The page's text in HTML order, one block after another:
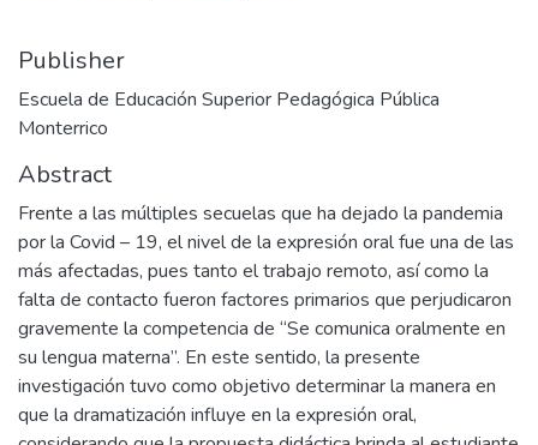
Publisher
Escuela de Educación Superior Pedagógica Pública
Monterrico
Abstract
Frente a las múltiples secuelas que ha dejado la pandemia
por la Covid – 19, el nivel de la expresión oral fue una de las
más afectadas, pues tanto el trabajo remoto, así como la
falta de contacto fueron factores primarios que perjudicaron
gravemente la competencia de “Se comunica oralmente en
su lengua materna”. En este sentido, la presente
investigación tuvo como objetivo determinar la manera en
que la dramatización influye en la expresión oral,